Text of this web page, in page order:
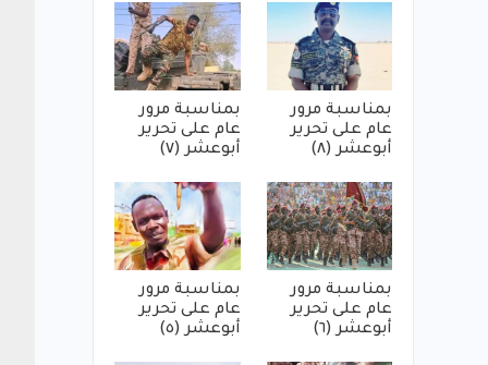
بمناسبة مرور
عام على تحرير
أبوعشر (٨)
بمناسبة مرور
عام على تحرير
أبوعشر (٧)
بمناسبة مرور
عام على تحرير
أبوعشر (٦)
بمناسبة مرور
عام على تحرير
أبوعشر (٥)